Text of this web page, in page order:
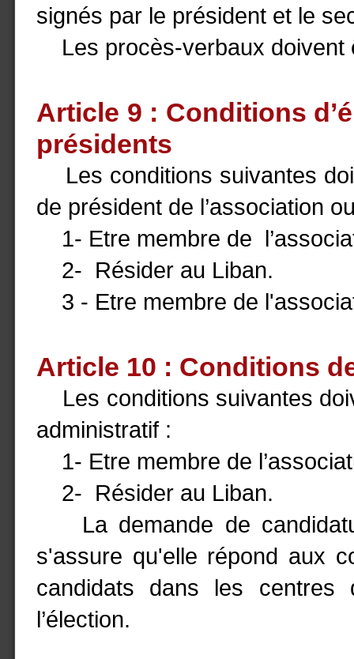
signés par le président et le
Les procès-verbaux doivent
Article 9 : Conditions
présidents
Les conditions suivantes
de président de l’association
1- Etre membre de
2- Résider au Liban.
3 - Etre membre de
Article 10 : Conditions
Les conditions suivantes
administratif :
1- Etre membre de
2- Résider au Liban.
La demande de
s'assure qu'elle répond aux
candidats dans les
l’élection.